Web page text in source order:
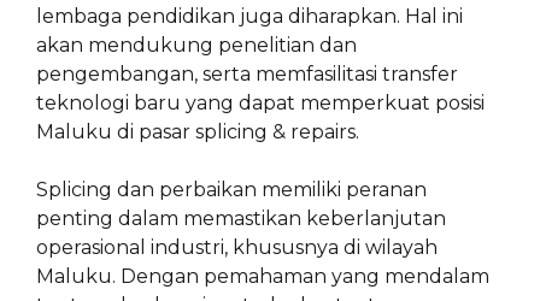
lembaga pendidikan juga diharapkan. Hal ini
akan mendukung penelitian dan
pengembangan, serta memfasilitasi transfer
teknologi baru yang dapat memperkuat posisi
Maluku di pasar splicing & repairs.
Splicing dan perbaikan memiliki peranan
penting dalam memastikan keberlanjutan
operasional industri, khususnya di wilayah
Maluku. Dengan pemahaman yang mendalam